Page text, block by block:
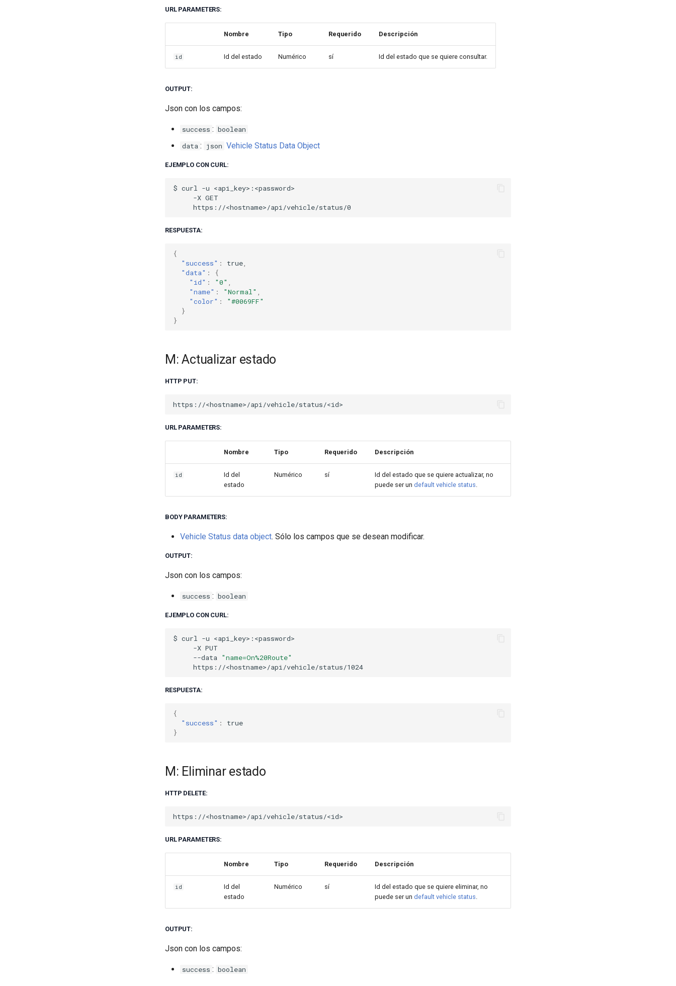
URL PARAMETERS:
Nombre Tipo Requerido Descripción
id Id del estado Numérico sí Id del estado que se quiere consultar.
OUTPUT:
Json con los campos:
success : boolean
data : json Vehicle Status Data Object
EJEMPLO CON CURL:
$ curl -u
-X
RESPUESTA:
{
"success" : true
"data" :
{
"id" : "0"
"name" : "Normal"
"color" :
"#0069FF"
}
}
M: Actualizar estado
HTTP PUT:
URL PARAMETERS:
Nombre Tipo Requerido Descripción
id
Id del
estado
Numérico sí
Id del estado que se quiere actualizar, no
puede ser un default vehicle status.
BODY PARAMETERS:
Vehicle Status data object. Sólo los campos que se desean modificar.
OUTPUT:
Json con los campos:
success : boolean
EJEMPLO CON CURL:
$ curl -u
-X
--data
"name=On%20Route"
RESPUESTA:
{
"success" :
true
}
M: Eliminar estado
HTTP DELETE:
URL PARAMETERS:
Nombre Tipo Requerido Descripción
id
Id del
estado
Numérico sí
Id del estado que se quiere eliminar, no
puede ser un default vehicle status.
OUTPUT:
Json con los campos:
success : boolean